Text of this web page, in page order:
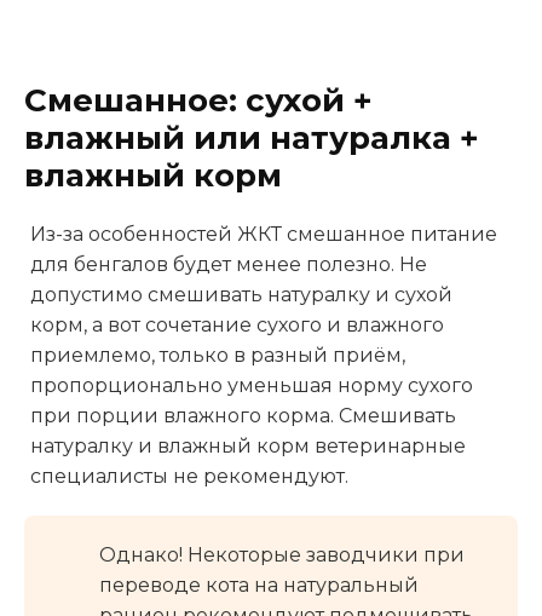
Смешанное: сухой +
влажный или натуралка +
влажный корм
Из-за особенностей ЖКТ смешанное питание
для бенгалов будет менее полезно. Не
допустимо смешивать натуралку и сухой
корм, а вот сочетание сухого и влажного
приемлемо, только в разный приём,
пропорционально уменьшая норму сухого
при порции влажного корма. Смешивать
натуралку и влажный корм ветеринарные
специалисты не рекомендуют.
Однако! Некоторые заводчики при
переводе кота на натуральный